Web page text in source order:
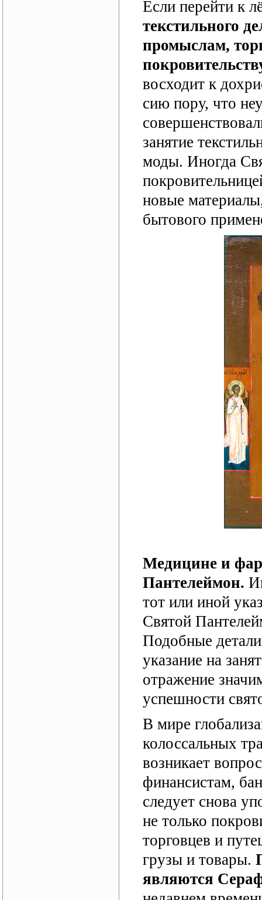
Если перейти к
текстильного
промыслам,
восходит к
сию пору, что
занятие
моды. Иногда
новые
бытового
Медицине и
Пантелеймон.
тот или иной
Святой
Подобные
указание на
отражение
успешности
В мире
колоссальных
возникает
финансистам,
следует снова
не только
торговцев и
грузы и товары.
являются